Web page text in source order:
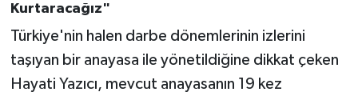
Kurtaracağız"
Türkiye'nin halen darbe dönemlerinin izlerini
taşıyan bir anayasa ile yönetildiğine dikkat çeken
Hayati Yazıcı, mevcut anayasanın 19 kez